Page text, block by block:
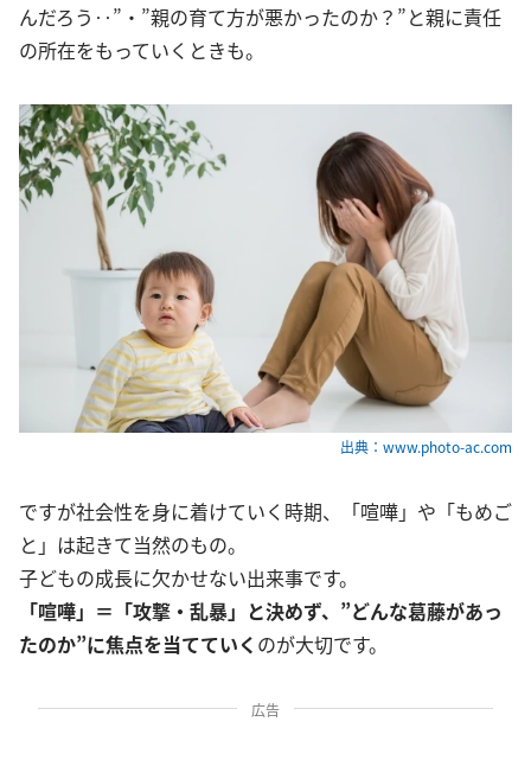
んだろう‥”・”親の育て方が悪かったのか？”と親に責任
の所在をもっていくときも。
出典：www.photo-ac.com
ですが社会性を身に着けていく時期、「喧嘩」や「もめご
と」は起きて当然のもの。
子どもの成長に欠かせない出来事です。
「喧嘩」＝「攻撃・乱暴」と決めず、”どんな葛藤があっ
たのか”に焦点を当てていく のが大切です。
広告